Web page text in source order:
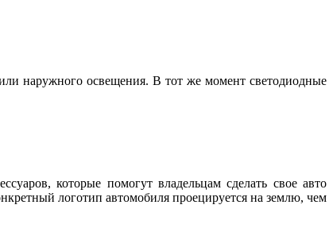
наружного освещения. В тот же момент светодиодные
которые помогут владельцам сделать свое авто
логотип автомобиля проецируется на землю, чем